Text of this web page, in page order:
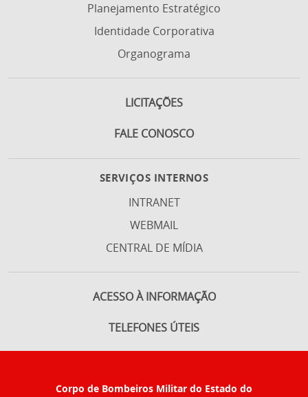
Planejamento Estratégico
Identidade Corporativa
Organograma
LICITAÇÕES
FALE CONOSCO
SERVIÇOS INTERNOS
INTRANET
WEBMAIL
CENTRAL DE MÍDIA
ACESSO À INFORMAÇÃO
TELEFONES ÚTEIS
Corpo de Bombeiros Militar do Estado do